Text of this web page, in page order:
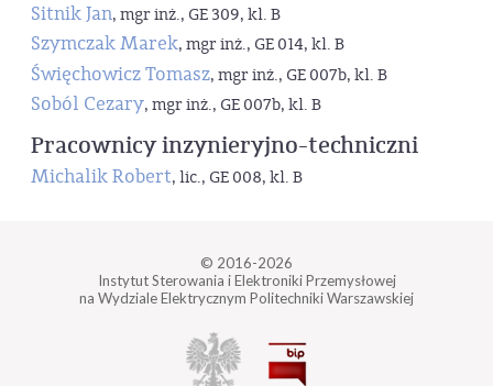
Sitnik Jan, mgr inż., GE 309, kl. B
Szymczak Marek, mgr inż., GE 014, kl. B
Święchowicz Tomasz, mgr inż., GE 007b, kl. B
Soból Cezary, mgr inż., GE 007b, kl. B
Pracownicy inzynieryjno-techniczni
Michalik Robert, lic., GE 008, kl. B
© 2016-2026
Instytut Sterowania i Elektroniki Przemysłowej
na Wydziale Elektrycznym Politechniki Warszawskiej